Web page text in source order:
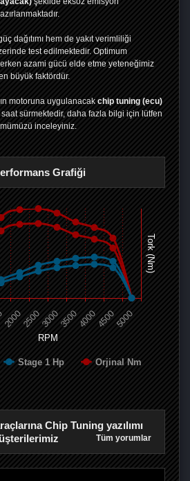
dağıtımı hem de yakıt verimliliği
test edilmektedir. Optimum
azami gücü elde etme yeteneğimiz
büyük faktördür.
motoruna uygulanacak chip tuning (ecu)
sürmektedir, daha fazla bilgi için lütfen
inceleyiniz.
Grafiği
RPM
Tork (Nm)
Stage 1 Hp
Orjinal Nm
2000250030003500400045005000
Chip Tuning yazılımı
Tüm yorumlar